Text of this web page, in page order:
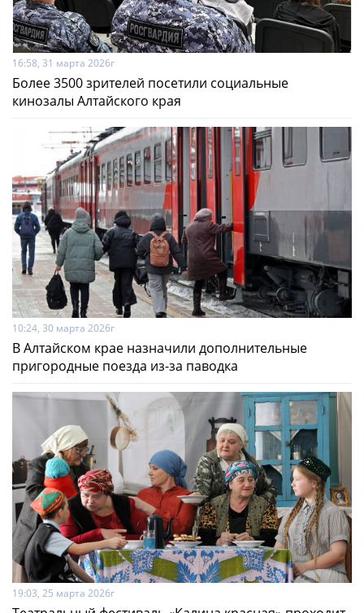
16:58, 31 марта 2026г
Более 3500 зрителей посетили социальные
кинозалы Алтайского края
10:24, 30 марта 2026г
В Алтайском крае назначили дополнительные
пригородные поезда из-за паводка
19:03, 25 марта 2026г